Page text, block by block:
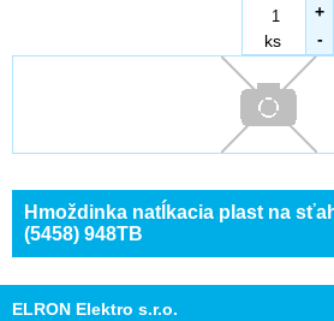
-
ks
+
Hmoždinka natĺkacia plast na
(5458) 948TB
ELRON Elektro s.r.o.